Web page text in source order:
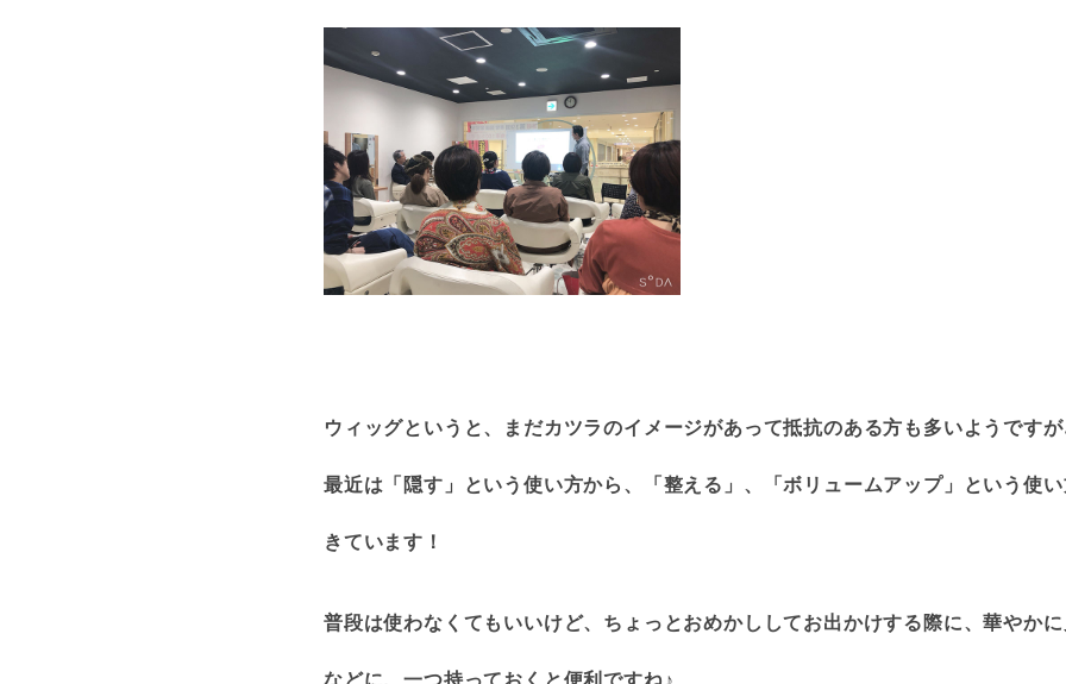
ウィッグというと、まだカツラのイメージがあって抵抗のある方も多いようです
最近は「隠す」という使い方から、「整える」、「ボリュームアップ」という使
きています！
普段は使わなくてもいいけど、ちょっとおめかししてお出かけする際に、華やか